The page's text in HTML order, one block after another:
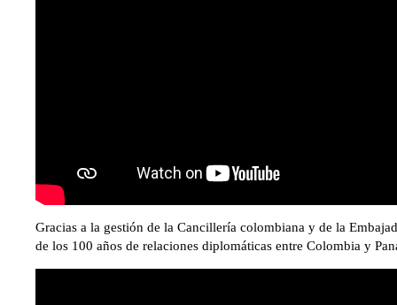
Gracias a la gestión de la Cancillería colombiana y de la
de los 100 años de relaciones diplomáticas entre Colombia y